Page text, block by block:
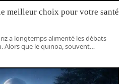
meilleur choix pour votre santé
a longtemps alimenté les débats
Alors que le quinoa, souvent…